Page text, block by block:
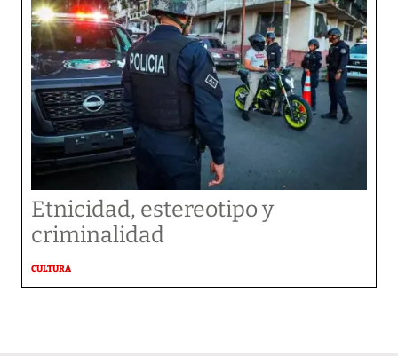
Etnicidad, estereotipo y
criminalidad
CULTURA